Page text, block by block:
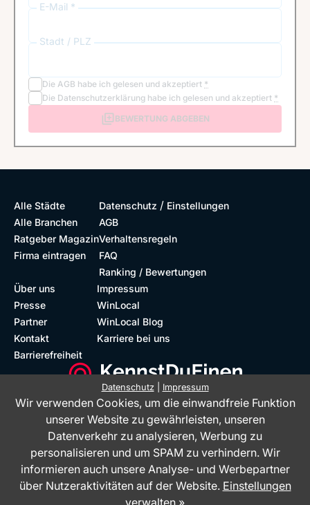
E-Mail *
Stadt / PLZ
Die AGB habe ich gelesen und akzeptiert *
Die Datenschutzerklärung habe ich gelesen und akzeptiert *
BEWERTUNG ABGEBEN
Alle Städte
Alle Branchen
Ratgeber Magazin
Firma eintragen
Datenschutz / Einstellungen
AGB
Verhaltensregeln
FAQ
Ranking / Bewertungen
Über uns
Presse
Partner
Kontakt
Barrierefreiheit
Impressum
WinLocal
WinLocal Blog
Karriere bei uns
Datenschutz| Impressum
Wir verwenden Cookies, um die einwandfreie Funktion
unserer Website zu gewährleisten, unseren
Datenverkehr zu analysieren, Werbung zu
personalisieren und um SPAM zu verhindern. Wir
informieren auch unsere Analyse- und Werbepartner
über Nutzeraktivitäten auf der Website. Einstellungen
verwalten »